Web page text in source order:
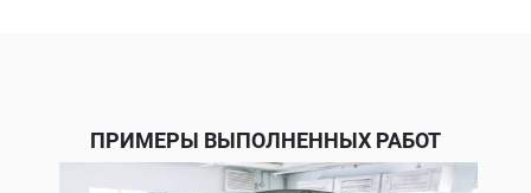
ПРИМЕРЫ ВЫПОЛНЕННЫХ РАБОТ